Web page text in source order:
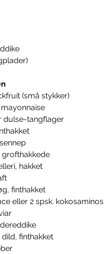
(små stykker)
dulse-tangflager
grofthakkede
hakket
finthakket
eller 2 spsk. kokosaminos
finthakket